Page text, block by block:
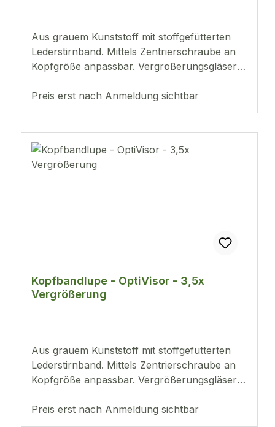
Aus grauem Kunststoff mit stoffgefütterten
Lederstirnband. Mittels Zentrierschraube an
Kopfgröße anpassbar. Vergrößerungsgläser
Preis erst nach Anmeldung sichtbar
Kopfbandlupe - OptiVisor - 3,5x
Vergrößerung
Aus grauem Kunststoff mit stoffgefütterten
Lederstirnband. Mittels Zentrierschraube an
Kopfgröße anpassbar. Vergrößerungsgläser
Preis erst nach Anmeldung sichtbar